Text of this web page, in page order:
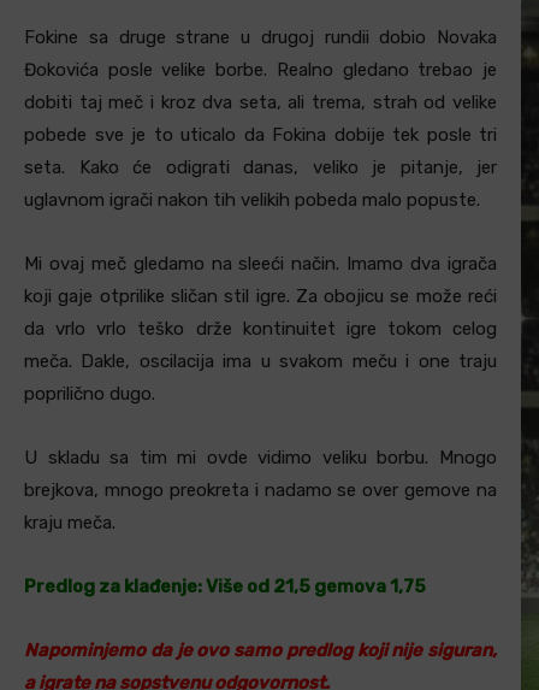
Fokine sa druge strane u drugoj rundii dobio Novaka
Đokovića posle velike borbe. Realno gledano trebao je
dobiti taj meč i kroz dva seta, ali trema, strah od velike
pobede sve je to uticalo da Fokina dobije tek posle tri
seta. Kako će odigrati danas, veliko je pitanje, jer
uglavnom igrači nakon tih velikih pobeda malo popuste.
Mi ovaj meč gledamo na sleeći način. Imamo dva igrača
koji gaje otprilike sličan stil igre. Za obojicu se može reći
da vrlo vrlo teško drže kontinuitet igre tokom celog
meča. Dakle, oscilacija ima u svakom meču i one traju
poprilično dugo.
U skladu sa tim mi ovde vidimo veliku borbu. Mnogo
brejkova, mnogo preokreta i nadamo se over gemove na
kraju meča.
Predlog za klađenje: Više od 21,5 gemova 1,75
Napominjemo da je ovo samo predlog koji nije siguran,
a igrate na sopstvenu odgovornost.